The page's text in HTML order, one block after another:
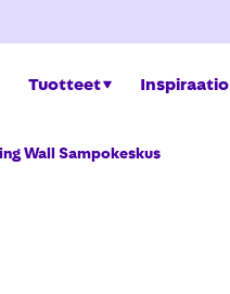
Tuotteet Inspiraatio
Wall Sampokeskus